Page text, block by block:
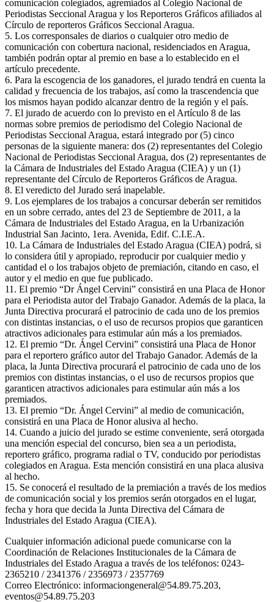
comunicación colegiados, agremiados al Colegio Nacional de
Periodistas Seccional Aragua y los Reporteros Gráficos afiliados al
Círculo de reporteros Gráficos Seccional Aragua.
5. Los corresponsales de diarios o cualquier otro medio de
comunicación con cobertura nacional, residenciados en Aragua,
también podrán optar al premio en base a lo establecido en el
artículo precedente.
6. Para la escogencia de los ganadores, el jurado tendrá en cuenta la
calidad y frecuencia de los trabajos, así como la trascendencia que
los mismos hayan podido alcanzar dentro de la región y el país.
7. El jurado de acuerdo con lo previsto en el Artículo 8 de las
normas sobre premios de periodismo del Colegio Nacional de
Periodistas Seccional Aragua, estará integrado por (5) cinco
personas de la siguiente manera: dos (2) representantes del Colegio
Nacional de Periodistas Seccional Aragua, dos (2) representantes de
la Cámara de Industriales del Estado Aragua (CIEA) y un (1)
representante del Círculo de Reporteros Gráficos de Aragua.
8. El veredicto del Jurado será inapelable.
9. Los ejemplares de los trabajos a concursar deberán ser remitidos
en un sobre cerrado, antes del 23 de Septiembre de 2011, a la
Cámara de Industriales del Estado Aragua, en la Urbanización
Industrial San Jacinto, 1era. Avenida, Edif. C.I.E.A.
10. La Cámara de Industriales del Estado Aragua (CIEA) podrá, si
lo considera útil y apropiado, reproducir por cualquier medio y
cantidad el o los trabajos objeto de premiación, citando en caso, el
autor y el medio en que fue publicado.
11. El premio “Dr Ángel Cervini” consistirá en una Placa de Honor
para el Periodista autor del Trabajo Ganador. Además de la placa, la
Junta Directiva procurará el patrocinio de cada uno de los premios
con distintas instancias, o el uso de recursos propios que garanticen
atractivos adicionales para estimular aún más a los premiados.
12. El premio “Dr. Ángel Cervini” consistirá una Placa de Honor
para el reportero gráfico autor del Trabajo Ganador. Además de la
placa, la Junta Directiva procurará el patrocinio de cada uno de los
premios con distintas instancias, o el uso de recursos propios que
garanticen atractivos adicionales para estimular aún más a los
premiados.
13. El premio “Dr. Ángel Cervini” al medio de comunicación,
consistirá en una Placa de Honor alusiva al hecho.
14. Cuando a juicio del jurado se estime conveniente, será otorgada
una mención especial del concurso, bien sea a un periodista,
reportero gráfico, programa radial o TV, conducido por periodistas
colegiados en Aragua. Esta mención consistirá en una placa alusiva
al hecho.
15. Se conocerá el resultado de la premiación a través de los medios
de comunicación social y los premios serán otorgados en el lugar,
fecha y hora que decida la Junta Directiva del Cámara de
Industriales del Estado Aragua (CIEA).
Cualquier información adicional puede comunicarse con la
Coordinación de Relaciones Institucionales de la Cámara de
Industriales del Estado Aragua a través de los teléfonos: 0243-
2365210 / 2341376 / 2356973 / 2357769
Correo Electrónico: informaciongeneral@54.89.75.203,
eventos@54.89.75.203